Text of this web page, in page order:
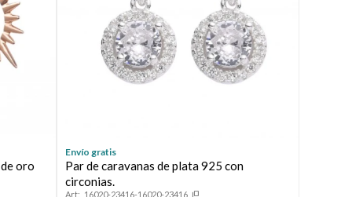
oro
Envío gratis
Par de caravanas de plata 925 con
circonias.
16020-23416-16020-23416